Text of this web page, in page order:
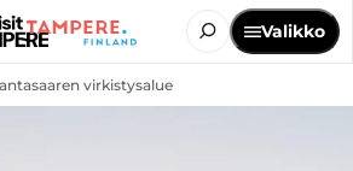
Valikko
virkistysalue